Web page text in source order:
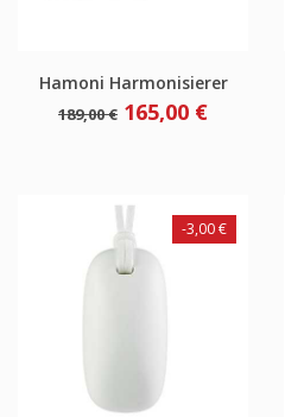
Hamoni Harmonisierer
Verkaufspreis
189,00 € Preis
165,00 €
-3,00 €